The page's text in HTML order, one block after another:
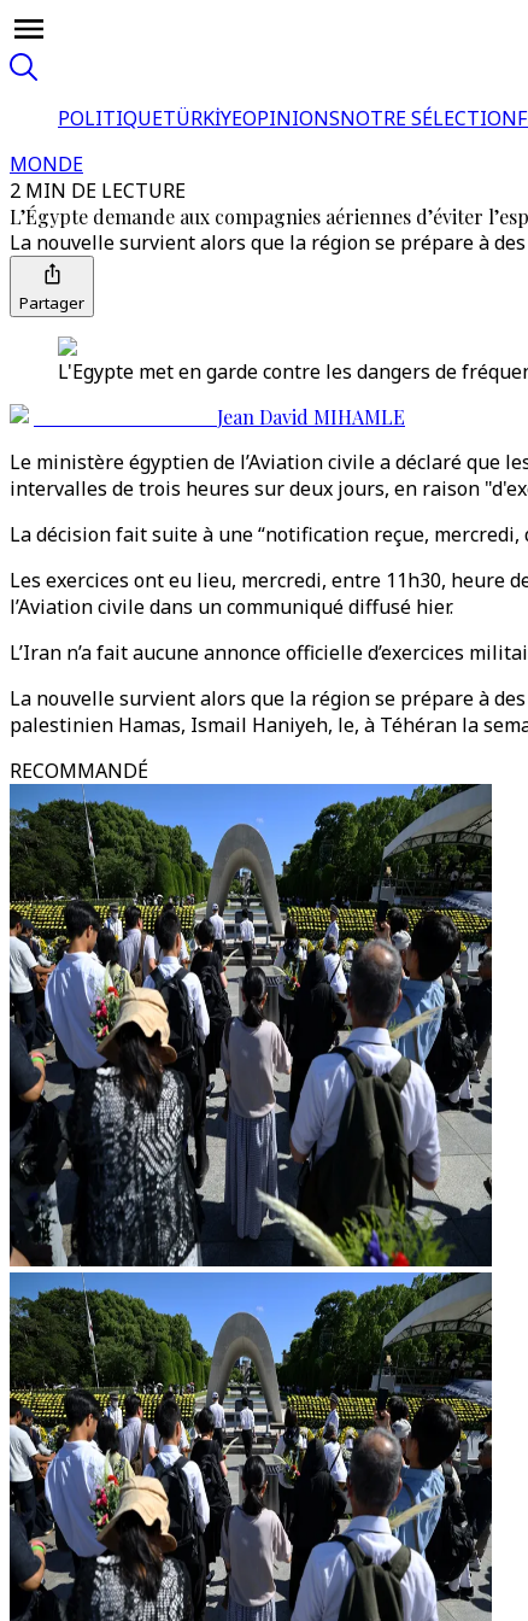
POLITIQUETÜRKİYEOPINIONSNOTRE SÉLECTION
MONDE
2 MIN DE LECTURE
L’Égypte demande aux compagnies aériennes d’éviter
La nouvelle survient alors que la région se prépare à
Partager
L'Egypte met en garde contre les dangers de
Jean David MIHAMLE
Le ministère égyptien de l’Aviation civile a déclaré que
intervalles de trois heures sur deux jours, en raison
La décision fait suite à une “notification reçue,
Les exercices ont eu lieu, mercredi, entre 11h30, heure
l’Aviation civile dans un communiqué diffusé hier.
L’Iran n’a fait aucune annonce officielle d’exercices
La nouvelle survient alors que la région se prépare à
palestinien Hamas, Ismail Haniyeh, le, à Téhéran la
RECOMMANDÉ